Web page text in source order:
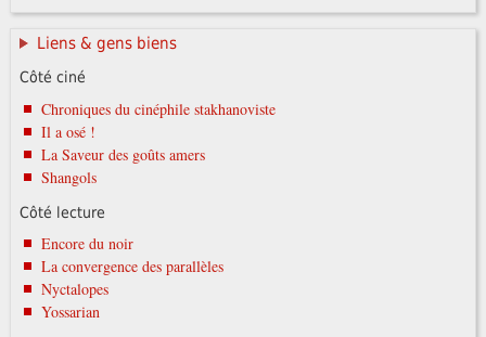
Liens & gens biens
Côté ciné
Chroniques du cinéphile stakhanoviste
Il a osé !
La Saveur des goûts amers
Shangols
Côté lecture
Encore du noir
La convergence des parallèles
Nyctalopes
Yossarian